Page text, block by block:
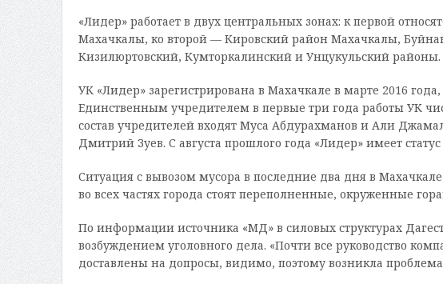
«Лидер» работает в двух центральных зонах: к первой
Махачкалы, ко второй — Кировский район Махачкалы,
Кизилюртовский, Кумторкалинский и Унцукульский районы.
УК «Лидер» зарегистрирована в Махачкале в марте 2016
Единственным учредителем в первые три года работы УК
состав учредителей входят Муса Абдурахманов и Али
Дмитрий Зуев. С августа прошлого года «Лидер» имеет
Ситуация с вывозом мусора в последние два дня в
во всех частях города стоят переполненные, окруженные
По информации источника «МД» в силовых структурах
возбуждением уголовного дела. «Почти все руководство
доставлены на допросы, видимо, поэтому возникла